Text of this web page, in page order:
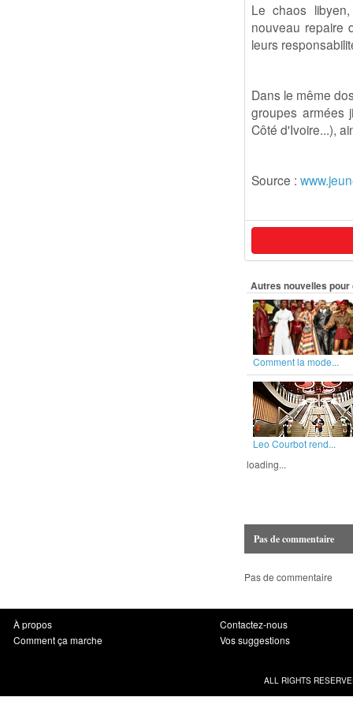
Le chaos
nouveau repaire
leurs
Dans le même
groupes armées
Côté d'Ivoire...),
Source :
Autres nouvelles
Comment la mode...
Leo Courbot rend...
loading...
Pas de commentaire
Pas de commentaire
À propos
Comment ça marche
Contactez-nous
Vos suggestions
ALL RIGHTS